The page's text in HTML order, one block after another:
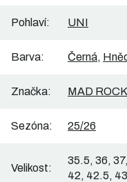
Pohlaví: UNI
Barva: Černá,
Značka: MAD ROCK
Sezóna: 25/26
Velikost:
35.5, 36,
42, 42.5,